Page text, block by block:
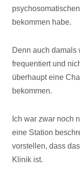
bekommen habe.
Denn auch damals
frequentiert und
überhaupt eine
bekommen.
Ich war zwar noch
eine Station
vorstellen, dass
Klinik ist.